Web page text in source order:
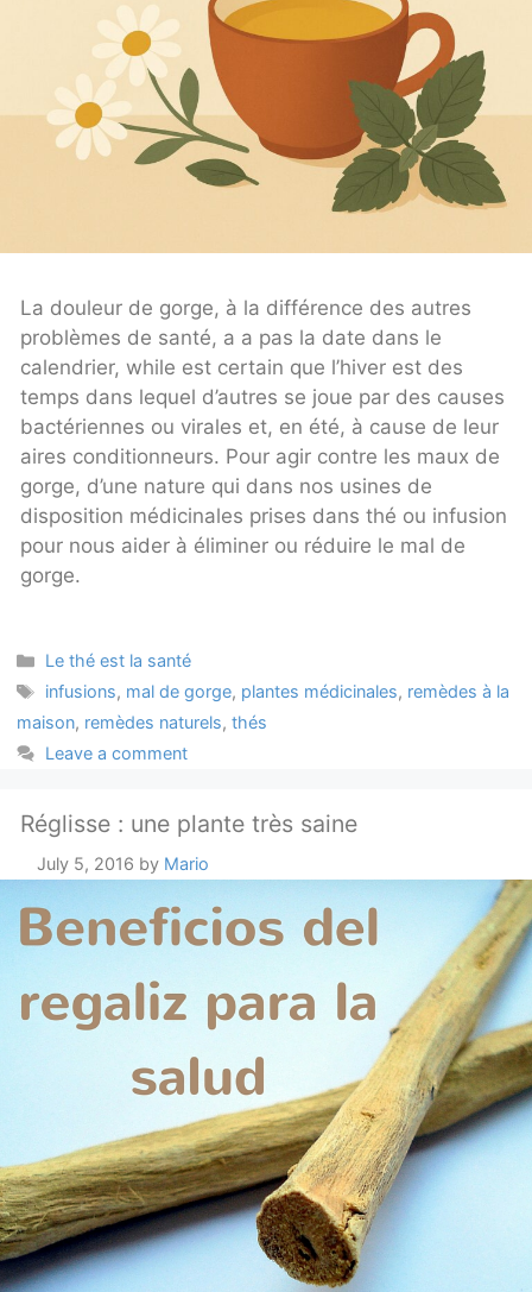
La douleur de gorge, à la différence des autres
problèmes de santé, a a pas la date dans le
calendrier, while est certain que l’hiver est des
temps dans lequel d’autres se joue par des causes
bactériennes ou virales et, en été, à cause de leur
aires conditionneurs. Pour agir contre les maux de
gorge, d’une nature qui dans nos usines de
disposition médicinales prises dans thé ou infusion
pour nous aider à éliminer ou réduire le mal de
gorge.
Categories
Le thé est la santé
Tags
infusions, mal de gorge, plantes médicinales, remèdes à la
maison, remèdes naturels,thés
Leave a comment
Réglisse : une plante très saine
July 5, 2016 by Mario